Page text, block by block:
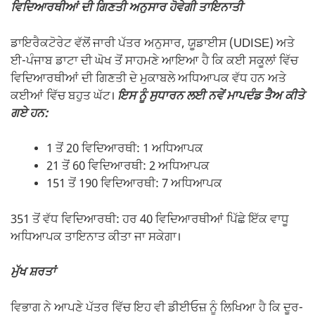
ਵਿਦਿਆਰਥੀਆਂ ਦੀ ਗਿਣਤੀ ਅਨੁਸਾਰ ਹੋਵੇਗੀ ਤਾਇਨਾਤੀ
ਡਾਇਰੈਕਟੋਰੇਟ ਵੱਲੋਂ ਜਾਰੀ ਪੱਤਰ ਅਨੁਸਾਰ, ਯੂਡਾਈਸ (UDISE) ਅਤੇ
ਈ-ਪੰਜਾਬ ਡਾਟਾ ਦੀ ਘੋਖ ਤੋਂ ਸਾਹਮਣੇ ਆਇਆ ਹੈ ਕਿ ਕਈ ਸਕੂਲਾਂ ਵਿੱਚ
ਵਿਦਿਆਰਥੀਆਂ ਦੀ ਗਿਣਤੀ ਦੇ ਮੁਕਾਬਲੇ ਅਧਿਆਪਕ ਵੱਧ ਹਨ ਅਤੇ
ਕਈਆਂ ਵਿੱਚ ਬਹੁਤ ਘੱਟ। ਇਸ ਨੂੰ ਸੁਧਾਰਨ ਲਈ ਨਵੇਂ ਮਾਪਦੰਡ ਤੈਅ ਕੀਤੇ
ਗਏ ਹਨ:
1 ਤੋਂ 20 ਵਿਦਿਆਰਥੀ: 1 ਅਧਿਆਪਕ
21 ਤੋਂ 60 ਵਿਦਿਆਰਥੀ: 2 ਅਧਿਆਪਕ
151 ਤੋਂ 190 ਵਿਦਿਆਰਥੀ: 7 ਅਧਿਆਪਕ
351 ਤੋਂ ਵੱਧ ਵਿਦਿਆਰਥੀ: ਹਰ 40 ਵਿਦਿਆਰਥੀਆਂ ਪਿੱਛੇ ਇੱਕ ਵਾਧੂ
ਅਧਿਆਪਕ ਤਾਇਨਾਤ ਕੀਤਾ ਜਾ ਸਕੇਗਾ।
ਮੁੱਖ ਸ਼ਰਤਾਂ
ਵਿਭਾਗ ਨੇ ਆਪਣੇ ਪੱਤਰ ਵਿੱਚ ਇਹ ਵੀ ਡੀਈਓਜ਼ ਨੂੰ ਲਿਖਿਆ ਹੈ ਕਿ ਦੂਰ-